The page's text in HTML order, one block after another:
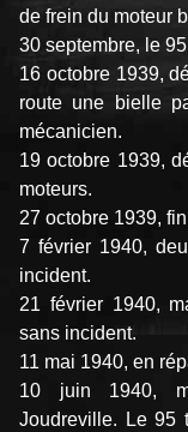
de frein du moteur
30 septembre, le
16 octobre 1939,
route une bielle
mécanicien.
19 octobre 1939,
moteurs.
27 octobre 1939,
7 février 1940,
incident.
21 février 1940,
sans incident.
11 mai 1940, en
10 juin 1940,
Joudreville. Le 95